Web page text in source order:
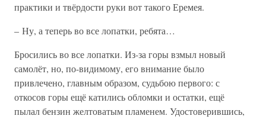
практики и твёрдости руки вот такого Еремея.
– Ну, а теперь во все лопатки, ребята…
Бросились во все лопатки. Из-за горы взмыл новый
самолёт, но, по-видимому, его внимание было
привлечено, главным образом, судьбою первого: с
откосов горы ещё катились обломки и остатки, ещё
пылал бензин желтоватым пламенем. Удостоверившись,